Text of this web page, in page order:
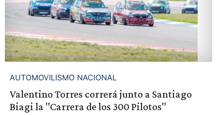
AUTOMOVILISMO NACIONAL
Valentino Torres correrá junto a Santiago
Biagi la "Carrera de los 300 Pilotos"